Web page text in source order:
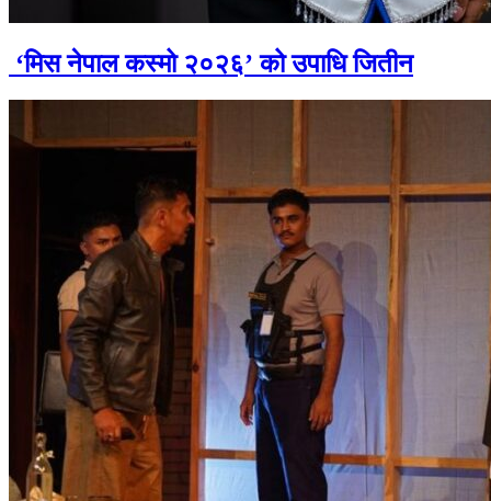
‘मिस नेपाल कस्मो २०२६’ को उपाधि जितीन